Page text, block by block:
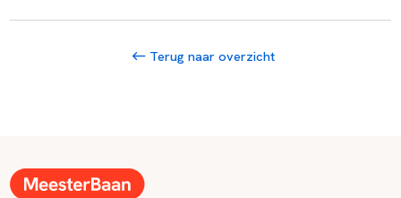
Terug naar overzicht